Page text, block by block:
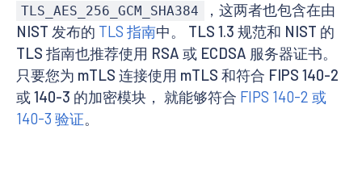
TLS_AES_256_GCM_SHA384
，这两者也包含在由
NIST 发布的 TLS 指南中。 TLS 1.3 规范和 NIST 的
TLS 指南也推荐使用 RSA 或 ECDSA 服务器证书。
只要您为 mTLS 连接使用 mTLS 和符合 FIPS 140-2
或 140-3 的加密模块， 就能够符合 FIPS 140-2 或
140-3 验证。